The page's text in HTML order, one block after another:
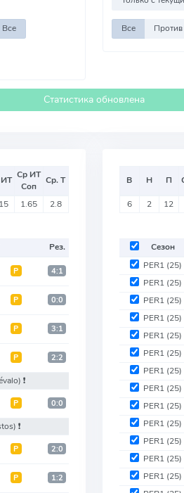
Все Все
Статистика обновлена
Ср ИТ
Соп
Ср. Т
1.65 2.8
Рез.
Р 4:1
Р 0:0
Р 3:1
Р 2:2
❗️
Р 0:0
❗️
Р 2:0
Р 1:2
В Н П
6 2 12
Сезон
PER1 (25)
PER1 (25)
PER1 (25)
PER1 (25)
PER1 (25)
PER1 (25)
PER1 (25)
PER1 (25)
PER1 (25)
PER1 (25)
PER1 (25)
PER1 (25)
PER1 (25)